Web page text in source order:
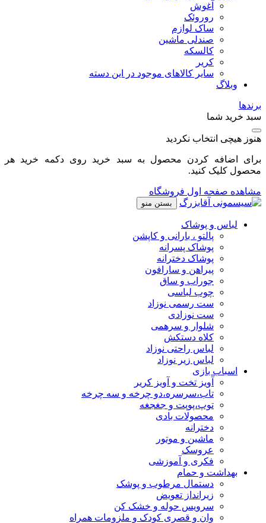
آغوش
روروئک
ساک لوازم
صندلی ماشین
کالسکه
کریر
سایر کالاهای موجود در این دسته
وبلاگ
برندها
سبد خرید شما
هنوز هیچی انتخاب نکردید
برای اضافه کردن محصول به سبد خرید روی دکمه خرید هر
محصول کلیک کنید.
مشاهده صفحه اول فروشگاه
بستن منو
لباس و پوشاک
پالتو ، بارانی و کاپشن
پوشاک پسرانه
پوشاک دخترانه
پیراهن و سارافون
جوراب و ساق
چوب لباسی
ست رسمی نوزاد
ست نوزادی
شلوار و سرهمی
کلاه دستکش
لباس راحتی نوزاد
لباس زیر نوزاد
اسباب بازی
آویز تخت و آویز کریر
تاب،سرسره،دو چرخه و سه چرخه
توپ،پوپت و جغجغه
محصولات بادی
دخترانه
ماشین و موتور
عروسک
فکری و آموزشی
بهداشت و حمام
دستمال مرطوب و پوشک
زیرانداز تعویض
سرویس حوله و خشک کن
وان و قصری کودک و ملزومات همراه